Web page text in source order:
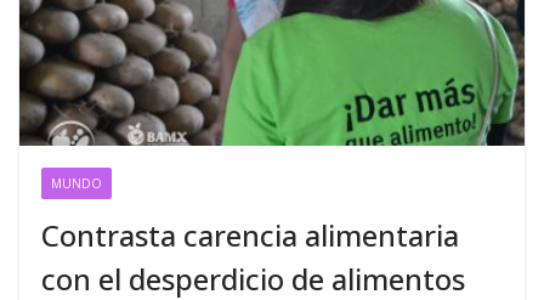
MUNDO
Contrasta carencia alimentaria
con el desperdicio de alimentos